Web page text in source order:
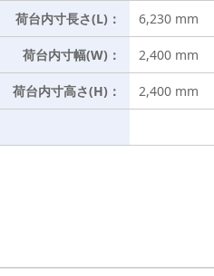
荷台内寸長さ(L)： 6,230 mm
荷台内寸幅(W)： 2,400 mm
荷台内寸高さ(H)： 2,400 mm